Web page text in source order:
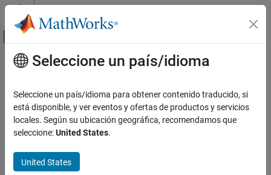
Saltar al contenido
Mostrar/ocultar menú de navegación
Inicio de Documentación
Contenido principal
How useful was this information?
Seleccione un país/idioma
Seleccione un país/idioma para obtener contenido traducido, si
está disponible, y ver eventos y ofertas de productos y servicios
locales. Según su ubicación geográfica, recomendamos que
seleccione:United States.
United States